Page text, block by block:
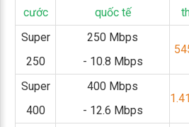
cước
quốc tế
Super
250
250 Mbps
- 10.8 Mbps
Super
400
400 Mbps
- 12.6 Mbps